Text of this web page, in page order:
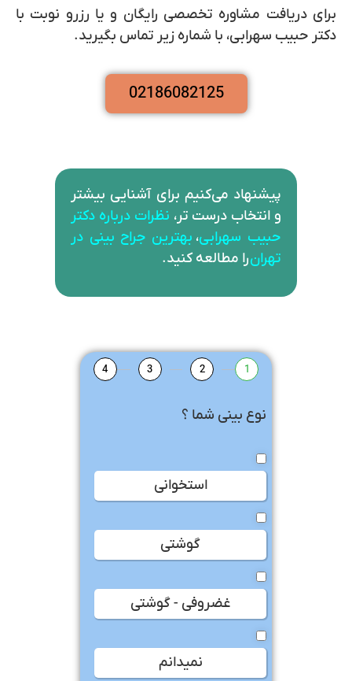
برای دریافت مشاوره تخصصی رایگان و یا رزرو نوبت با
دکتر حبیب سهرابی، با شماره زیر تماس بگیرید.
02186082125
پیشنهاد می‌کنیم برای آشنایی بیشتر
و انتخاب درست تر، نظرات درباره دکتر
حبیب سهرابی، بهترین جراح بینی در
تهرانرا مطالعه کنید.
1
2
3
4
نوع بینی شما ؟
استخوانی
گوشتی
غضروفی - گوشتی
نمیدانم